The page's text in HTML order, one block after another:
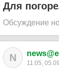
Для
Обсуждение
N 11:05,